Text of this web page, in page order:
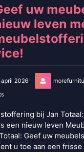
uw
leven
2026
bij Jan
een nieuw leven
Geef uw
u toe aan een